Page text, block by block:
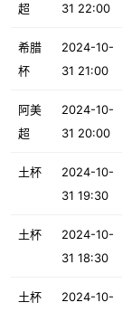
超
31 22:00
希腊
杯
2024-10-
31 21:00
阿美
超
2024-10-
31 20:00
土杯
2024-10-
31 19:30
土杯
2024-10-
31 18:30
土杯
2024-10-